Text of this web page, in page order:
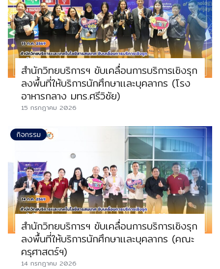
สำนักวิทยบริการฯ ขับเคลื่อนการบริการเชิงรุก
ลงพื้นที่ให้บริการนักศึกษาเเละบุคลากร (โรง
อาหารกลาง มทร.ศรีวิชัย)
15 กรกฎาคม 2026
กิจกรรม
สำนักวิทยบริการฯ ขับเคลื่อนการบริการเชิงรุก
ลงพื้นที่ให้บริการนักศึกษาเเละบุคลากร (คณะ
ครุศาสตร์ฯ)
14 กรกฎาคม 2026